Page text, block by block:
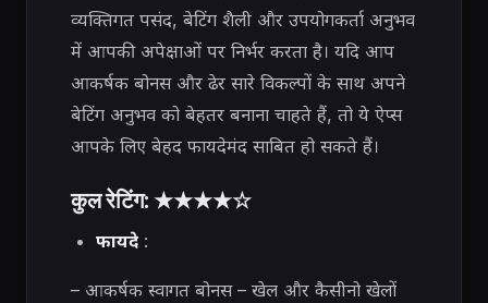
व्यक्तिगत पसंद, बेटिंग शैली और उपयोगकर्ता अनुभव
में आपकी अपेक्षाओं पर निर्भर करता है। यदि आप
आकर्षक बोनस और ढेर सारे विकल्पों के साथ अपने
बेटिंग अनुभव को बेहतर बनाना चाहते हैं, तो ये ऐप्स
आपके लिए बेहद फायदेमंद साबित हो सकते हैं।
कुल रेटिंग: ★★★★☆
फायदे:
– आकर्षक स्वागत बोनस – खेल और कैसीनो खेलों